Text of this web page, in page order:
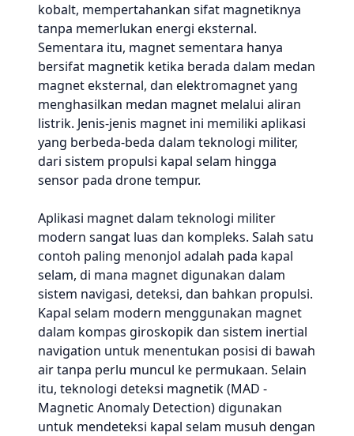
kobalt, mempertahankan sifat magnetiknya
tanpa memerlukan energi eksternal.
Sementara itu, magnet sementara hanya
bersifat magnetik ketika berada dalam medan
magnet eksternal, dan elektromagnet yang
menghasilkan medan magnet melalui aliran
listrik. Jenis-jenis magnet ini memiliki aplikasi
yang berbeda-beda dalam teknologi militer,
dari sistem propulsi kapal selam hingga
sensor pada drone tempur.
Aplikasi magnet dalam teknologi militer
modern sangat luas dan kompleks. Salah satu
contoh paling menonjol adalah pada kapal
selam, di mana magnet digunakan dalam
sistem navigasi, deteksi, dan bahkan propulsi.
Kapal selam modern menggunakan magnet
dalam kompas giroskopik dan sistem inertial
navigation untuk menentukan posisi di bawah
air tanpa perlu muncul ke permukaan. Selain
itu, teknologi deteksi magnetik (MAD -
Magnetic Anomaly Detection) digunakan
untuk mendeteksi kapal selam musuh dengan